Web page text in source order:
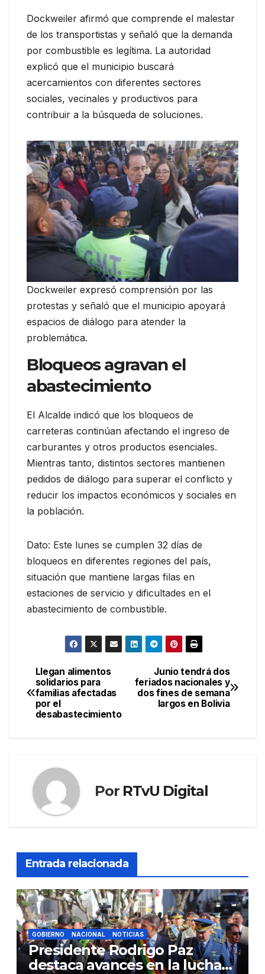
Dockweiler afirmó que comprende el malestar
de los transportistas y señaló que la demanda
por combustible es legítima. La autoridad
explicó que el municipio buscará
acercamientos con diferentes sectores
sociales, vecinales y productivos para
contribuir a la búsqueda de soluciones.
Dockweiler expresó comprensión por las
protestas y señaló que el municipio apoyará
espacios de diálogo para atender la
problemática.
Bloqueos agravan el
abastecimiento
El Alcalde indicó que los bloqueos de
carreteras continúan afectando el ingreso de
carburantes y otros productos esenciales.
Mientras tanto, distintos sectores mantienen
pedidos de diálogo para superar el conflicto y
reducir los impactos económicos y sociales en
la población.
Dato: Este lunes se cumplen 32 días de
bloqueos en diferentes regiones del país,
situación que mantiene largas filas en
estaciones de servicio y dificultades en el
abastecimiento de combustible.
Navegación
de
Junio tendrá dos
feriados nacionales y
dos fines de semana
largos en Bolivia
Llegan alimentos
solidarios para
familias afectadas
por el
desabastecimiento
Por RTvU Digital
Entrada relacionada
GOBIERNO NACIONAL NOTICIAS
Presidente Rodrigo Paz
destaca avances en la lucha